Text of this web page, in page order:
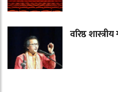
वरिष्ठ